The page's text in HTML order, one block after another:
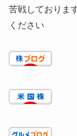
苦戦しておりま
ください